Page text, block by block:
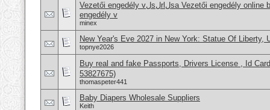
Vezetői engedély vلsلrlلsa Vezetői engedély online beszerzése Hajَvezetői
engedély v
minex
New Year's Eve 2027 in New York: Statue Of Liberty,
topnye2026
Buy real and fake Passports, Drivers License , Id
53827675)
thomaspeter441
Baby Diapers Wholesale Suppliers
Keith